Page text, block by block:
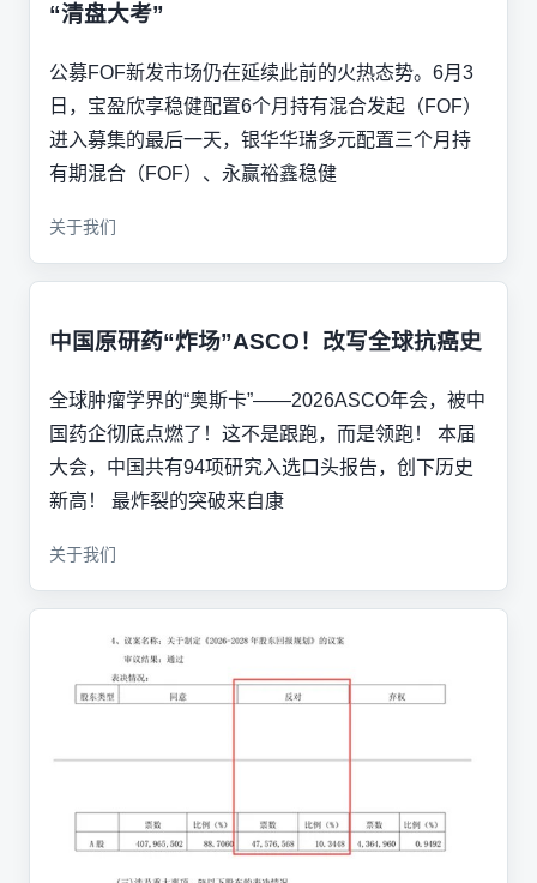
“清盘大考”
公募FOF新发市场仍在延续此前的火热态势。6月3
日，宝盈欣享稳健配置6个月持有混合发起（FOF）
进入募集的最后一天，银华华瑞多元配置三个月持
有期混合（FOF）、永赢裕鑫稳健
关于我们
中国原研药“炸场”ASCO！改写全球抗癌史
全球肿瘤学界的“奥斯卡”——2026ASCO年会，被中
国药企彻底点燃了！这不是跟跑，而是领跑！ 本届
大会，中国共有94项研究入选口头报告，创下历史
新高！ 最炸裂的突破来自康
关于我们